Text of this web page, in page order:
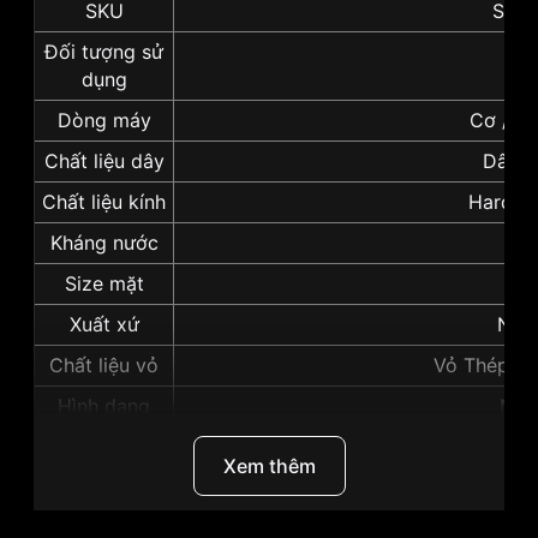
SKU
Đối tượng sử
dụng
Dòng máy
Cơ /
Chất liệu dây
Dây
Chất liệu kính
Kháng nước
Size mặt
Xuất xứ
Chất liệu vỏ
Vỏ Thép
Hình dạng
Xem thêm